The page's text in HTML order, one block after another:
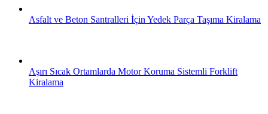
Asfalt ve Beton Santralleri İçin Yedek Parça Taşıma Kiralama
Aşırı Sıcak Ortamlarda Motor Koruma Sistemli Forklift
Kiralama